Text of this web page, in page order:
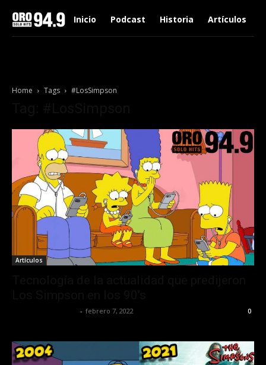
Inicio Podcast Historia Artículos
Home Tags #LosSimpson
Artículos
- febrero 7, 2022 0